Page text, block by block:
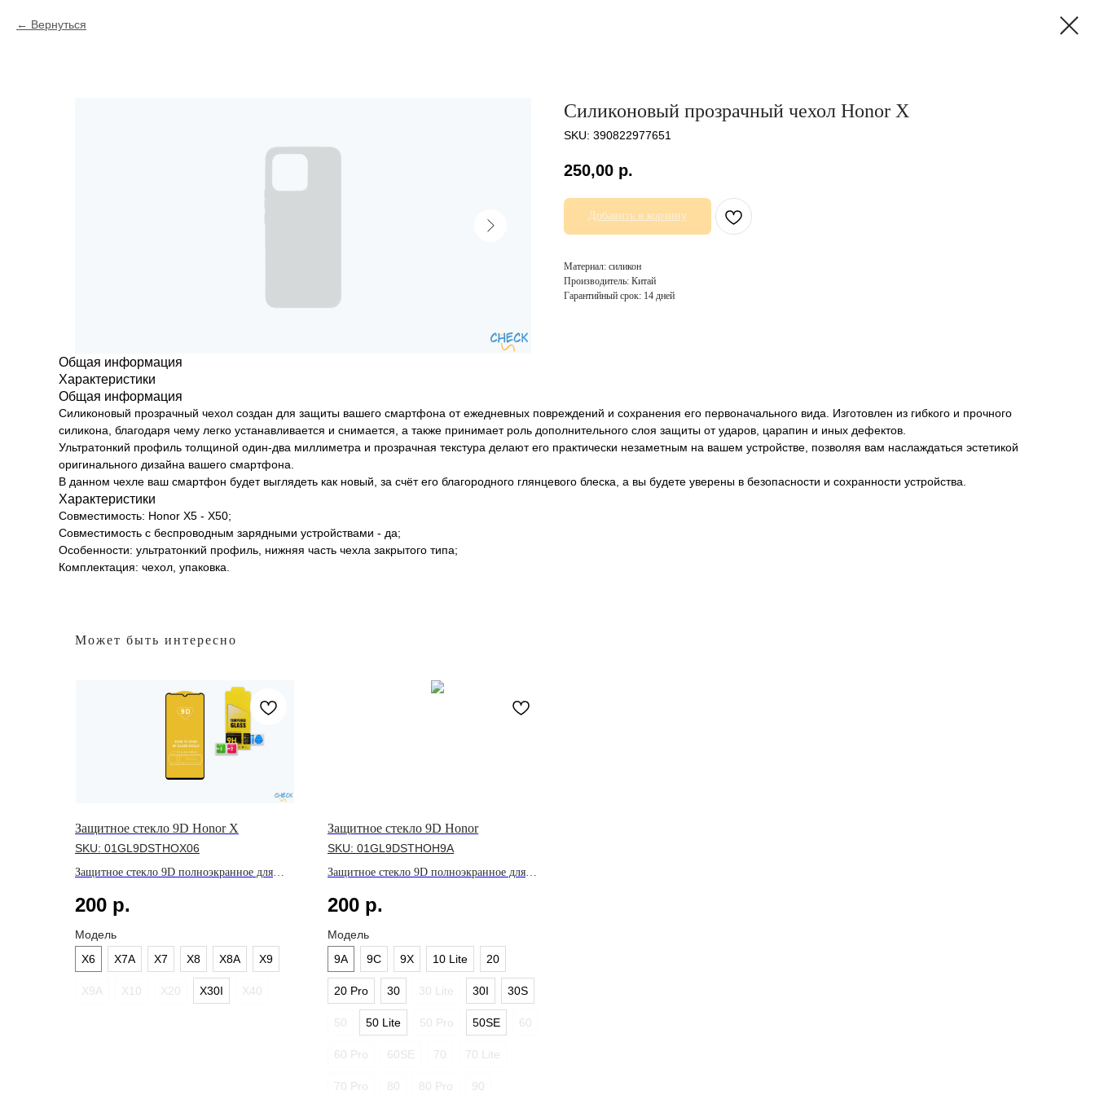
Вернуться
Силиконовый прозрачный чехол Honor X
SKU: 390822977651
250,00 р.
Добавить в корзину
Материал: силикон
Производитель: Китай
Гарантийный срок: 14 дней
Общая информация
Характеристики
Общая информация
Силиконовый прозрачный чехол создан для защиты вашего смартфона от ежедневных повреждений и сохранения его первоначального вида. Изготовлен из гибкого и прочного
силикона, благодаря чему легко устанавливается и снимается, а также принимает роль дополнительного слоя защиты от ударов, царапин и иных дефектов.
Ультратонкий профиль толщиной один-два миллиметра и прозрачная текстура делают его практически незаметным на вашем устройстве, позволяя вам наслаждаться эстетикой
оригинального дизайна вашего смартфона.
В данном чехле ваш смартфон будет выглядеть как новый, за счёт его благородного глянцевого блеска, а вы будете уверены в безопасности и сохранности устройства.
Характеристики
Совместимость: Honor X5 - X50;
Совместимость с беспроводным зарядными устройствами - да;
Особенности: ультратонкий профиль, нижняя часть чехла закрытого типа;
Комплектация: чехол, упаковка.
Может быть интересно
Защитное стекло 9D Honor X
SKU: 01GL9DSTHOX06
Защитное стекло 9D полноэкранное для
200 р.
Модель
X6
X7A X7 X8 X8A X9
X9A X10 X20 X30I X40
Защитное стекло 9D Honor
SKU: 01GL9DSTHOH9A
Защитное стекло 9D полноэкранное для
200 р.
Модель
9A
9C 9X 10 Lite 20
20 Pro 30 30 Lite 30I 30S
50 50 Lite 50 Pro 50SE 60
60 Pro 60SE 70 70 Lite
70 Pro 80 80 Pro 90